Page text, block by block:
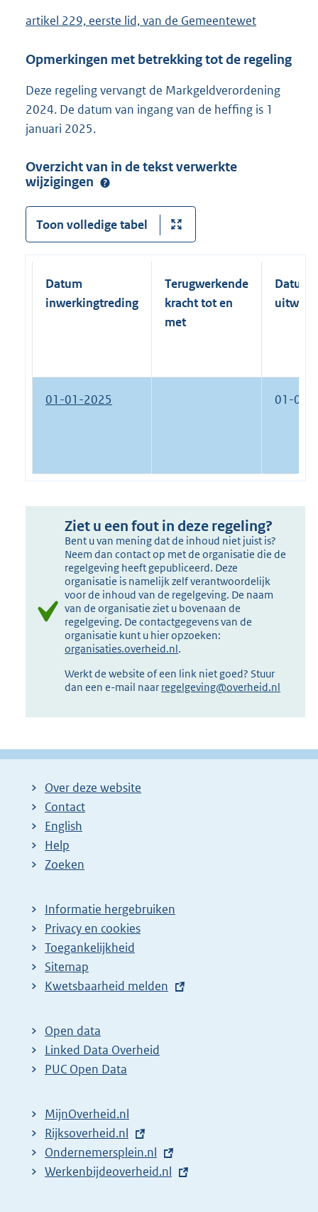
artikel 229, eerste lid, van de Gemeentewet
Opmerkingen met betrekking tot de regeling
Deze regeling vervangt de Markgeldverordening
2024. De datum van ingang van de heffing is 1
januari 2025.
Overzicht van in de tekst verwerkte
wijzigingen
Toon volledige tabel
Datum
inwerkingtreding
Terugwerkende
kracht tot en
met
Datum
01-01-2025 01-01-
Ziet u een fout in deze regeling?
Bent u van mening dat de inhoud niet juist is?
Neem dan contact op met de organisatie die de
regelgeving heeft gepubliceerd. Deze
organisatie is namelijk zelf verantwoordelijk
voor de inhoud van de regelgeving. De naam
van de organisatie ziet u bovenaan de
regelgeving. De contactgegevens van de
organisatie kunt u hier opzoeken:
organisaties.overheid.nl.
Werkt de website of een link niet goed? Stuur
dan een e-mail naar regelgeving@overheid.nl
Over deze website
Contact
English
Help
Zoeken
Informatie hergebruiken
Privacy en cookies
Toegankelijkheid
Sitemap
E
t
e
r
l
i
n
k
Kwetsbaarheid melden
Open data
Linked Data Overheid
PUC Open Data
MijnOverheid.nl
E
x
t
Rijksoverheid.nl
E
x
Ondernemersplein.nl
E
Werkenbijdeoverheid.nl